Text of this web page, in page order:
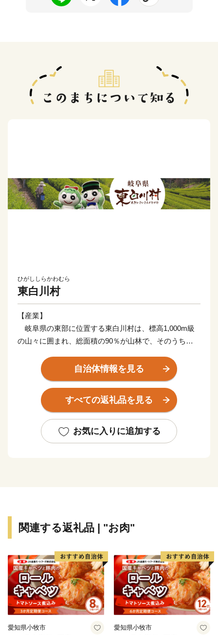
ひがししらかわむら
東白川村
【産業】
岐阜県の東部に位置する東白川村は、標高1,000m級
の山々に囲まれ、総面積の90％が山林で、そのうち
濃ひのき」が植林されています。また、「美濃白川茶」
発祥の地でもあり、山間地ならではの傾斜地を利用し
て、茶栽培を行っています。
明治初年、新政府による神仏分離令に端を発した廃仏毀
釈運動の影響により、仏教建造物のほとんどが破壊され
月3日につちのこ捜索イベント「つちのこフェスタ」を
自治体情報を見る
すべての返礼品を見る
お気に入りに追加する
関連する返礼品 | "お肉"
愛知県小牧市 愛知県小牧市